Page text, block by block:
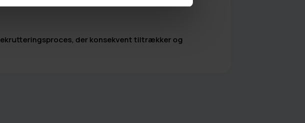
der konsekvent tiltrækker og